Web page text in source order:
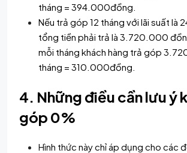
tháng = 394.000đồng.
Nếu trả góp 12 tháng với lãi suất là
tổng tiền phải trả là 3.720.000
mỗi tháng khách hàng trả góp
tháng = 310.000đồng.
4. Những điều cần lưu ý
góp 0%
Hình thức này chỉ áp dụng cho các